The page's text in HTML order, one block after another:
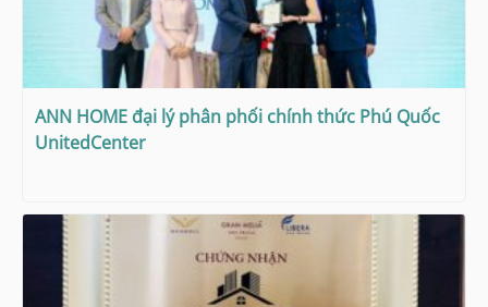
ANN HOME đại lý phân phối chính thức Phú Quốc
UnitedCenter